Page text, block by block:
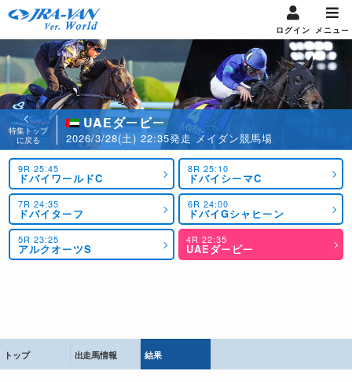
ログイン メニュー
特集トップ
に戻る
UAEダービー
2026/3/28(土) 22:35発走 メイダン競馬場
9R 25:45
ドバイワールドC
8R 25:10
ドバイシーマC
7R 24:35
ドバイターフ
6R 24:00
ドバイGシャヒーン
5R 23:25
アルクオーツS
4R 22:35
UAEダービー
トップ 出走馬情報 結果